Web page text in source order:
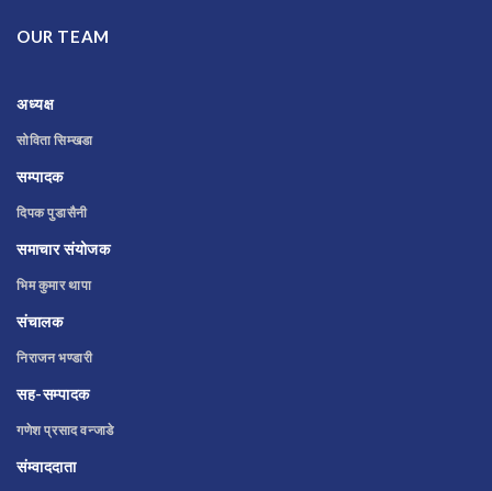
OUR TEAM
अध्यक्ष
सोविता सिम्खडा
सम्पादक
दिपक पुडासैनी
समाचार संयोजक
भिम कुमार थापा
संचालक
निराजन भण्डारी
सह-सम्पादक
गणेश प्रसाद वन्जाडे
संम्वाददाता